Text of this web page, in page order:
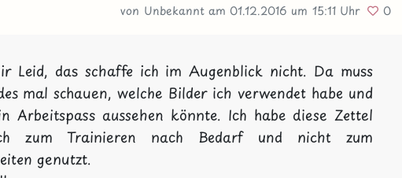
von Unbekanntam 01.12.2016 um 15:11 Uhr 0
Leid, das schaffe ich im Augenblick nicht. Da muss
mal schauen, welche Bilder ich verwendet habe und
Arbeitspass aussehen könnte. Ich habe diese Zettel
zum Trainieren nach Bedarf und nicht zum
genutzt.